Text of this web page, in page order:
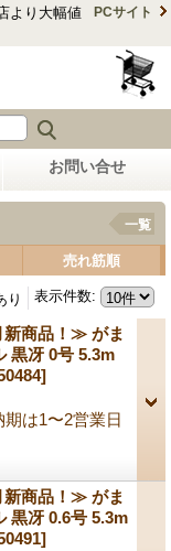
より大幅値
PCサイト
お問い合せ
一覧
売れ筋順
表示件数:
り
新商品！≫ がま
黒冴 0号 5.3m
は1〜2営業日
新商品！≫ がま
黒冴 0.6号 5.3m